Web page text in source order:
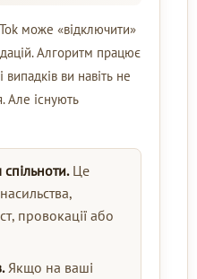
може «відключити»
Алгоритм працює
випадків ви навіть не
Але існують
Це
провокації або
Якщо на ваші